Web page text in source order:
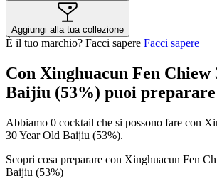
Aggiungi alla tua collezione
È il tuo marchio? Facci sapere Facci sapere
Con Xinghuacun Fen Chiew
Baijiu (53%) puoi preparare
Abbiamo 0 cocktail che si possono fare con
30 Year Old Baijiu (53%).
Scopri cosa preparare con Xinghuacun Fen
Baijiu (53%)